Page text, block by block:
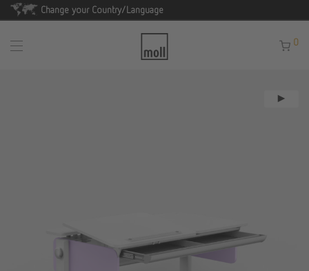
Change your Country/Language
0